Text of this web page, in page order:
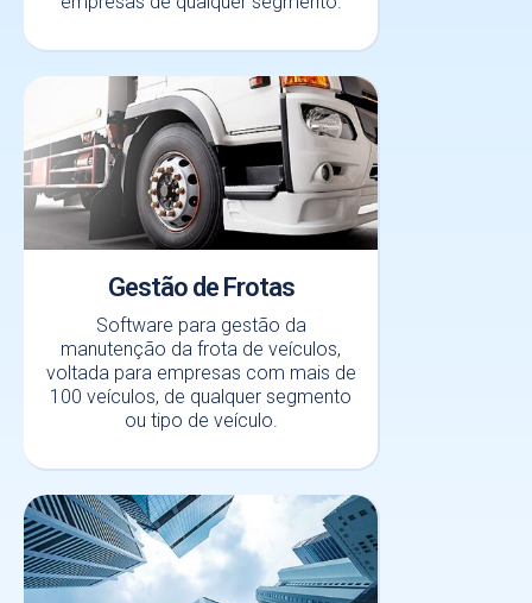
Gestão de Frotas
Software para gestão da
manutenção da frota de veículos,
voltada para empresas com mais de
100 veículos, de qualquer segmento
ou tipo de veículo.